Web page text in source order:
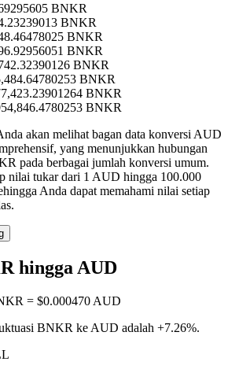
BNKR
BNKR
BNKR
BNKR
BNKR
BNKR
BNKR
BNKR
akan melihat bagan data konversi AUD
yang menunjukkan hubungan
pada berbagai jumlah konversi umum.
nilai tukar dari 1 AUD hingga 100.000
Anda dapat memahami nilai setiap
hingga AUD
= $0.000470 AUD
BNKR ke AUD adalah +7.26%.